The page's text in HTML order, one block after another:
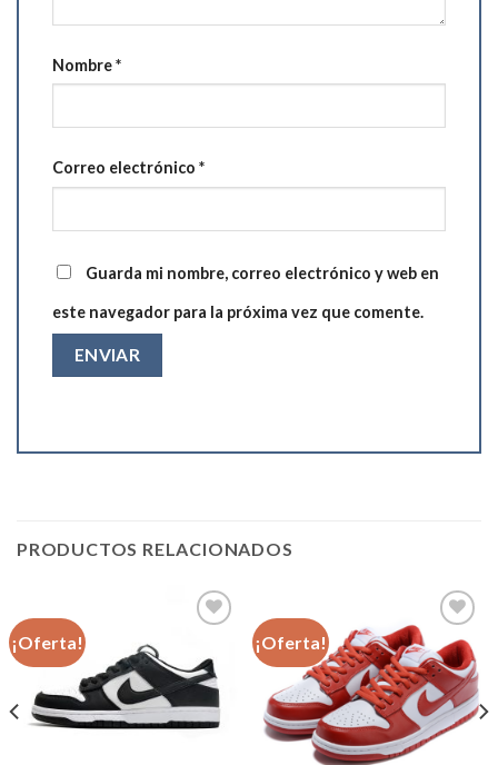
Nombre*
Correo electrónico *
Guarda mi nombre, correo electrónico y web en
este navegador para la próxima vez que comente.
PRODUCTOS RELACIONADOS
¡Oferta!
Añadir
lista de
deseos
¡Oferta!
Añadir
a la
lista de
deseos